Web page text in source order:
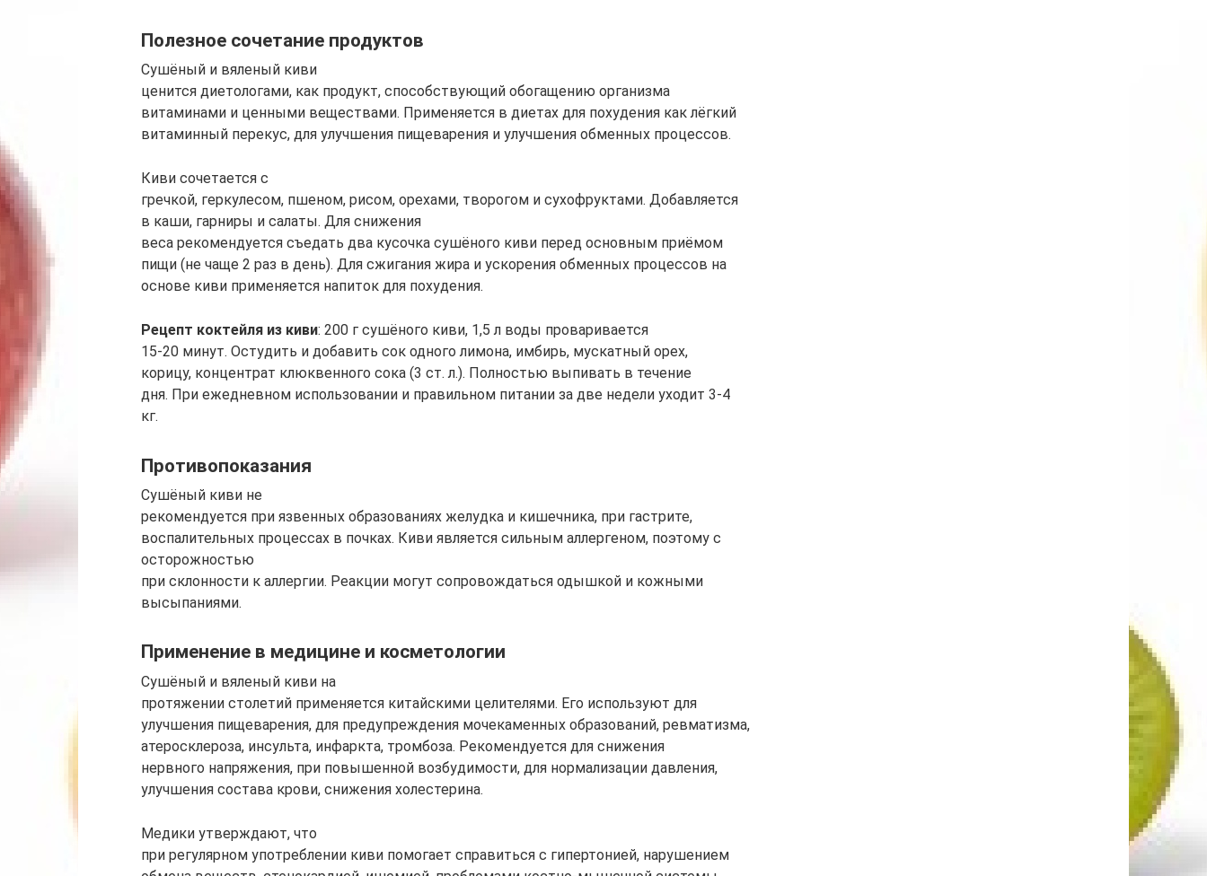
Полезное сочетание продуктов
Сушёный и вяленый киви
ценится диетологами, как продукт, способствующий обогащению организма
витаминами и ценными веществами. Применяется в диетах для похудения как лёгкий
витаминный перекус, для улучшения пищеварения и улучшения обменных процессов.
Киви сочетается с
гречкой, геркулесом, пшеном, рисом, орехами, творогом и сухофруктами. Добавляется
в каши, гарниры и салаты. Для снижения
веса рекомендуется съедать два кусочка сушёного киви перед основным приёмом
пищи (не чаще 2 раз в день). Для сжигания жира и ускорения обменных процессов на
основе киви применяется напиток для похудения.
Рецепт коктейля из киви: 200 г сушёного киви, 1,5 л воды проваривается
15-20 минут. Остудить и добавить сок одного лимона, имбирь, мускатный орех,
корицу, концентрат клюквенного сока (3 ст. л.). Полностью выпивать в течение
дня. При ежедневном использовании и правильном питании за две недели уходит 3-4
кг.
Противопоказания
Сушёный киви не
рекомендуется при язвенных образованиях желудка и кишечника, при гастрите,
воспалительных процессах в почках. Киви является сильным аллергеном, поэтому с
осторожностью
при склонности к аллергии. Реакции могут сопровождаться одышкой и кожными
высыпаниями.
Применение в медицине и косметологии
Сушёный и вяленый киви на
протяжении столетий применяется китайскими целителями. Его используют для
улучшения пищеварения, для предупреждения мочекаменных образований, ревматизма,
атеросклероза, инсульта, инфаркта, тромбоза. Рекомендуется для снижения
нервного напряжения, при повышенной возбудимости, для нормализации давления,
улучшения состава крови, снижения холестерина.
Медики утверждают, что
при регулярном употреблении киви помогает справиться с гипертонией, нарушением